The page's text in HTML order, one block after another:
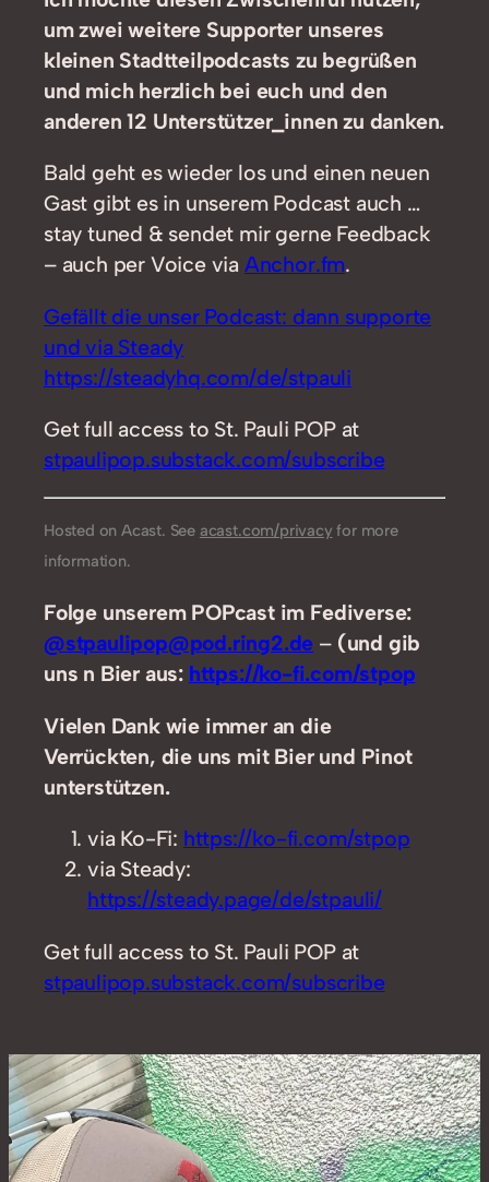
um zwei weitere Supporter unseres
kleinen Stadtteilpodcasts zu begrüßen
und mich herzlich bei euch und den
anderen 12 Unterstützer_innen zu danken.
Bald geht es wieder los und einen neuen
Gast gibt es in unserem Podcast auch …
stay tuned & sendet mir gerne Feedback
– auch per Voice via Anchor.fm.
Gefällt die unser Podcast: dann supporte
und via Steady
https://steadyhq.com/de/stpauli
Get full access to St. Pauli POP at
stpaulipop.substack.com/subscribe
Hosted on Acast. See acast.com/privacy for more
information.
Folge unserem POPcast im Fediverse:
@stpaulipop@pod.ring2.de – (und gib
uns n Bier aus: https://ko-fi.com/stpop
Vielen Dank wie immer an die
Verrückten, die uns mit Bier und Pinot
unterstützen.
via Ko-Fi: https://ko-fi.com/stpop
via Steady:
https://steady.page/de/stpauli/
Get full access to St. Pauli POP at
stpaulipop.substack.com/subscribe